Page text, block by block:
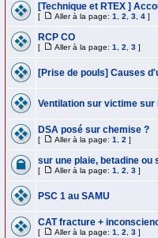
[Technique et RTEX ]
[ Aller à la page: 1 2 3 4 ]
RCP CO
[ Aller à la page: 1 2 3 ]
[Prise de pouls] Causes
Ventilation sur victime sur
DSA posé sur chemise ?
[ Aller à la page: 1 2 ]
sur une plaie, betadine ou
[ Aller à la page: 1 2 3 ]
PSC 1 au SAMU
CAT fracture +
[ Aller à la page: 1 2 3 ]